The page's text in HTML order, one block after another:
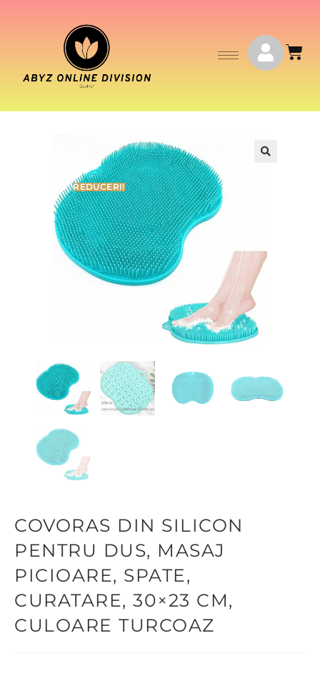
REDUCERI!
COVORAS DIN SILICON
PENTRU DUS, MASAJ
PICIOARE, SPATE,
CURATARE, 30×23 CM,
CULOARE TURCOAZ